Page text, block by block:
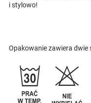
i stylowo!
Opakowanie zawiera